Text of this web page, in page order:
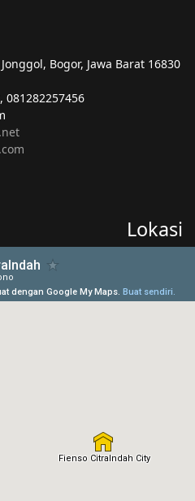
Bogor, Jawa Barat 16830
081282257456
Lokasi